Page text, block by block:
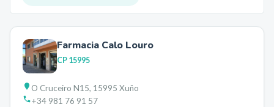
Farmacia Calo Louro
CP 15995
O Cruceiro N15, 15995 Xuño
+34 981 76 91 57